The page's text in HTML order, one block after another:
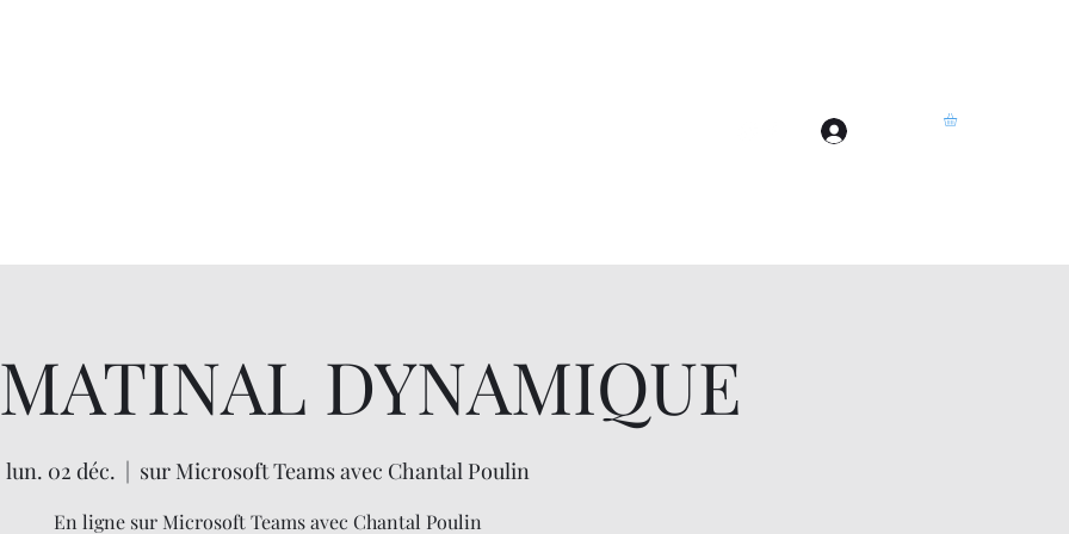
Se connecter
DYNAMIQUE
lun. 02 déc.
  |
sur Microsoft Teams avec Chantal Poulin
En ligne sur Microsoft Teams avec Chantal Poulin